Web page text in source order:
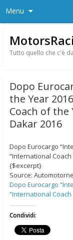
Menu
Tutto quello che c'è
Dopo
the Year
Coach of the
Dakar 2016
Dopo Eurocargo
“International
{$excerpt}
Source:
Dopo Eurocargo
“International
Condividi: